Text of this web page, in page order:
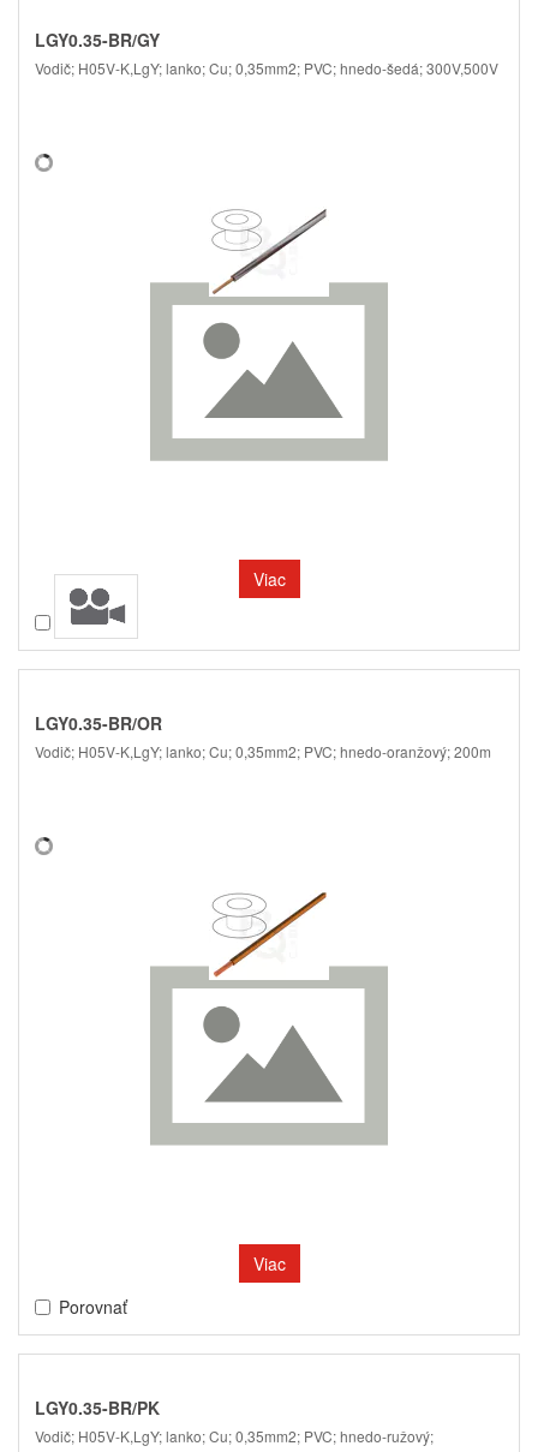
LGY0.35-BR/GY
Vodič; H05V-K,LgY; lanko; Cu; 0,35mm2; PVC; hnedo-šedá; 300V,500V
Viac
Porovnať
LGY0.35-BR/OR
Vodič; H05V-K,LgY; lanko; Cu; 0,35mm2; PVC; hnedo-oranžový; 200m
Viac
Porovnať
LGY0.35-BR/PK
Vodič; H05V-K,LgY; lanko; Cu; 0,35mm2; PVC; hnedo-ružový;